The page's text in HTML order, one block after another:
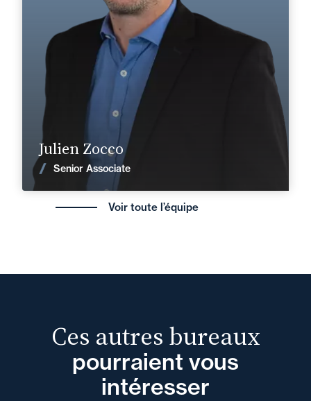
Julien Zocco
Senior Associate
Valence
+33 4 75 41 91 00
Voir toute l’équipe
Ces autres bureaux
pourraient vous
intéresser